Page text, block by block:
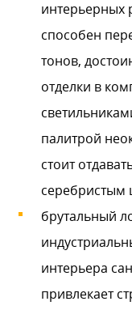
интерьерных
способен
тонов,
отделки в
палитрой
стоит
серебристым
брутальный
интерьера
привлекает